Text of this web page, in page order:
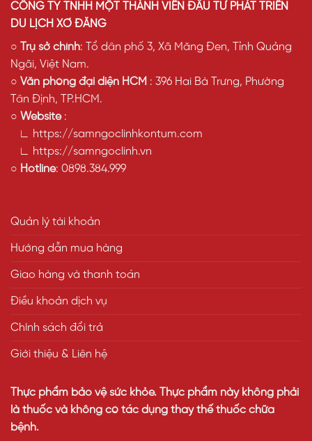
CÔNG TY TNHH MỘT THÀNH VIÊN ĐẦU TƯ PHÁT TRIỂN
DU LỊCH XƠ ĐĂNG
○
Trụ sở chính: Tổ dân phố 3, Xã Măng Đen, Tỉnh Quảng
Ngãi, Việt Nam.
○ Văn phòng đại diện HCM : 396 Hai Bà Trưng, Phường
Tân Định, TP.HCM.
○ Website:
∟ https://samngoclinhkontum.com
∟ https://samngoclinh.vn
○ Hotline: 0898.384.999
Quản lý tài khoản
Hướng dẫn mua hàng
Giao hàng và thanh toán
Điều khoản dịch vụ
Chính sách đổi trả
Giới thiệu & Liên hệ
Thực phẩm bảo vệ sức khỏe. Thực phẩm này không phải
là thuốc và không có tác dụng thay thế thuốc chữa
bệnh.